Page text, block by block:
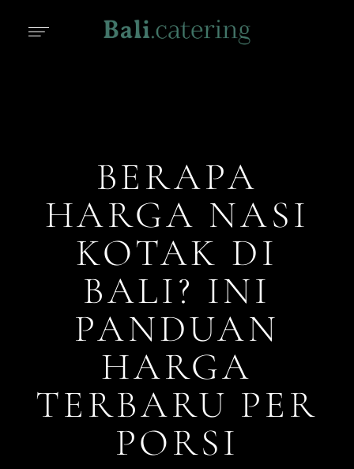
BERAPA
HARGA NASI
KOTAK DI
BALI? INI
PANDUAN
HARGA
TERBARU PER
PORSI